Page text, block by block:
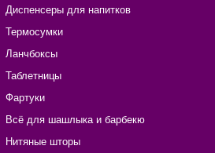
Диспенсеры для напитков
Термосумки
Ланчбоксы
Таблетницы
Фартуки
Всё для шашлыка и барбекю
Нитяные шторы